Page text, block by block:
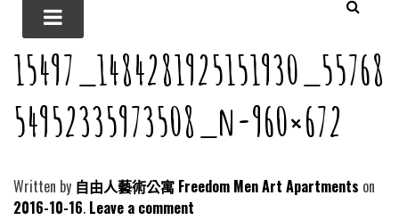
15497_1484281925151930_55768
54952335973508_n-960×672
Written by 自由人藝術公寓 Freedom Men Art Apartments
2016-10-16 Leave a comment